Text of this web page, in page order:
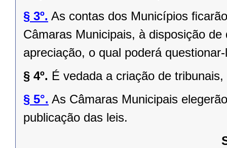
§ 3º. As contas dos Municípios
Câmaras Municipais, à disposição
apreciação, o qual poderá
§ 4º. É vedada a criação de
§ 5°. As Câmaras Municipais
publicação das leis.